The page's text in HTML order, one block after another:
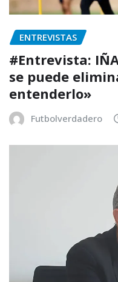
ENTREVISTAS
#Entrevista:
se puede
entenderlo»
Futbolverdadero